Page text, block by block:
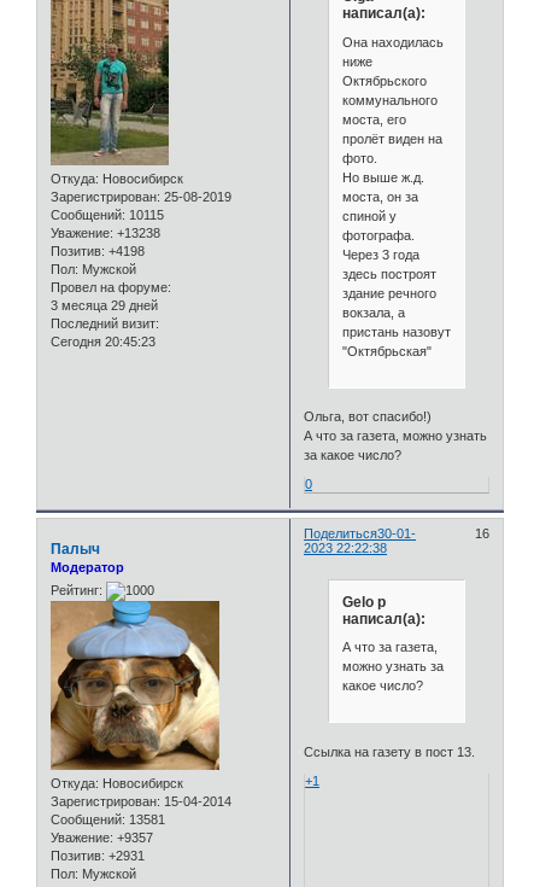
Откуда: Новосибирск
Зарегистрирован: 25-08-2019
Сообщений: 10115
Уважение: +13238
Позитив: +4198
Пол: Мужской
Провел на форуме:
3 месяца 29 дней
Последний визит:
Сегодня 20:45:23
написал(а):
Она находилась
ниже
Октябрьского
коммунального
моста, его
пролёт виден на
фото.
Но выше ж.д.
моста, он за
спиной у
фотографа.
Через 3 года
здесь построят
здание речного
вокзала, а
пристань назовут
"Октябрьская"
Ольга, вот спасибо!)
А что за газета, можно узнать
за какое число?
0
Поделиться 16
30-01-
2023 22:22:38
Палыч
Модератор
Рейтинг:
Откуда: Новосибирск
Зарегистрирован: 15-04-2014
Сообщений: 13581
Уважение: +9357
Позитив: +2931
Пол: Мужской
Gelo p
написал(а):
А что за газета,
можно узнать за
какое число?
Ссылка на газету в пост 13.
+1